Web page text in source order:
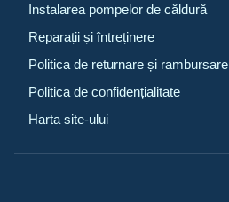
Instalarea pompelor de căldură
Reparații și întreținere
Politica de returnare și rambursare
Politica de confidențialitate
Harta site-ului